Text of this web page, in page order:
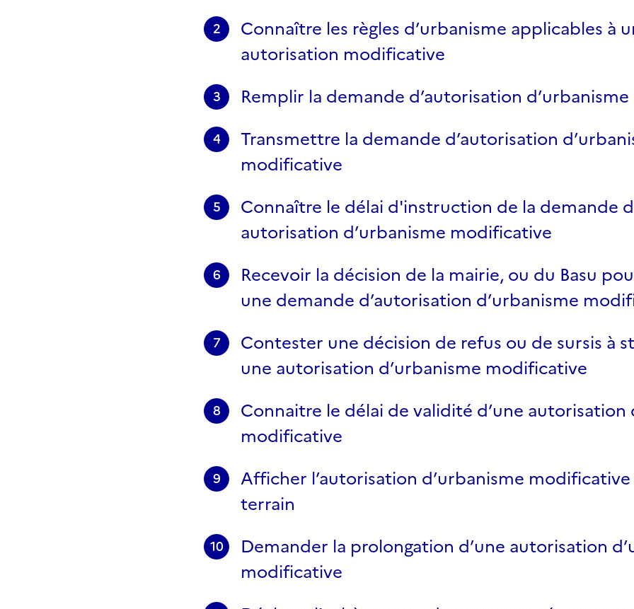
2
Connaître les règles d’urbanisme applicables à
autorisation modificative
3 Remplir la demande d’autorisation
4
Transmettre la demande d’autorisation
modificative
5
Connaître le délai d'instruction de la demande
autorisation d’urbanisme modificative
6
Recevoir la décision de la mairie, ou du Basu
une demande d’autorisation d’urbanisme
7
Contester une décision de refus ou de sursis à
une autorisation d’urbanisme modificative
8
Connaitre le délai de validité d’une autorisation
modificative
9
Afficher l’autorisation d’urbanisme
terrain
10
Demander la prolongation d’une autorisation
modificative